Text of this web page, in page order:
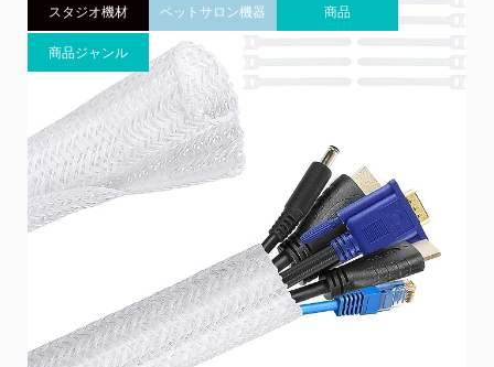
スタジオ機材 ペットサロン機器 商品
商品ジャンル